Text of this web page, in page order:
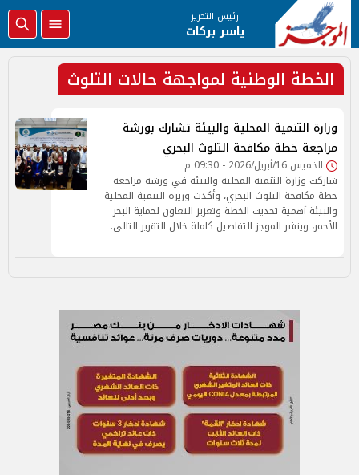
رئيس التحرير
ياسر بركات
الخطة الوطنية لمواجهة حالات التلوث
وزارة التنمية المحلية والبيئة تشارك بورشة
مراجعة خطة مكافحة التلوث البحري
الخميس 16/أبريل/2026 - 09:30 م
شاركت وزارة التنمية المحلية والبيئة في ورشة مراجعة
خطة مكافحة التلوث البحري، وأكدت وزيرة التنمية المحلية
والبيئة أهمية تحديث الخطة وتعزيز التعاون لحماية البحر
الأحمر، وينشر الموجز التفاصيل كاملة خلال التقرير التالي.